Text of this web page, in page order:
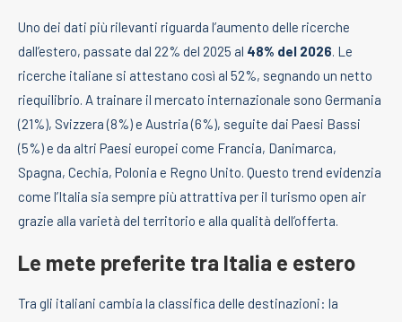
Uno dei dati più rilevanti riguarda l’aumento delle ricerche
dall’estero, passate dal 22% del 2025 al 48% del 2026. Le
ricerche italiane si attestano così al 52%, segnando un netto
riequilibrio. A trainare il mercato internazionale sono Germania
(21%), Svizzera (8%) e Austria (6%), seguite dai Paesi Bassi
(5%) e da altri Paesi europei come Francia, Danimarca,
Spagna, Cechia, Polonia e Regno Unito. Questo trend evidenzia
come l’Italia sia sempre più attrattiva per il turismo open air
grazie alla varietà del territorio e alla qualità dell’offerta.
Le mete preferite tra Italia e estero
Tra gli italiani cambia la classifica delle destinazioni: la